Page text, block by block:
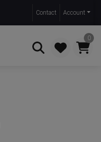
Contact Account
0